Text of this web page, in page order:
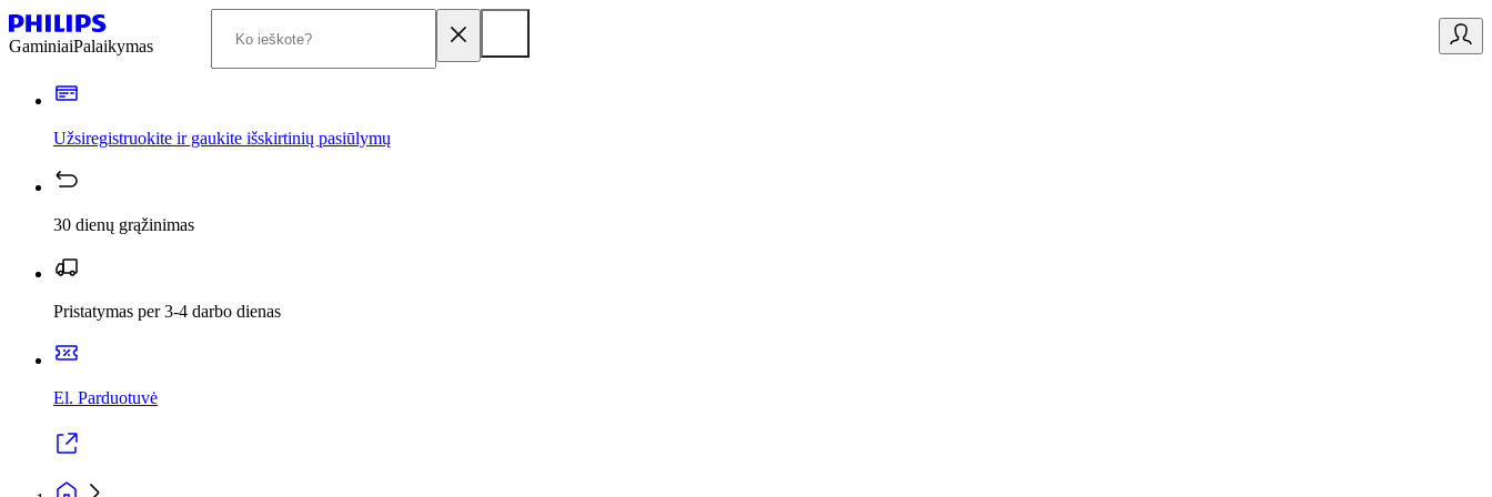
GaminiaiPalaikymas
Užsiregistruokite ir gaukite išskirtinių pasiūlymų
30 dienų grąžinimas
Pristatymas per 3-4 darbo dienas
El. Parduotuvė